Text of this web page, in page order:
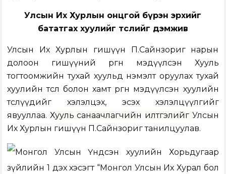
Улсын Их Хурлын онцгой бүрэн эрхийг
бататгах хуулийг төслийг дэмжив
Улсын Их Хурлын гишүүн П.Сайнзориг нарын
долоон гишүүний өргөн мэдүүлсэн Хууль
тогтоомжийн тухай хуульд нэмэлт оруулах тухай
хуулийн төсөл болон хамт өргөн мэдүүлсэн хуулийн
төслүүдийг хэлэлцэх, эсэх хэлэлцүүлгийг
явууллаа. Хууль санаачлагчийн илтгэлийг Улсын
Их Хурлын гишүүн П.Сайнзориг танилцуулав.
Монгол Улсын Үндсэн хуулийн Хорьдугаар
зүйлийн 1 дэх хэсэгт “Монгол Улсын Их Хурал бол